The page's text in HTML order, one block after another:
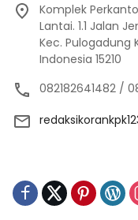
Komplek
Lantai. 1.1 Jalan
Kec. Pulogadung
Indonesia 15210
082182641482 /